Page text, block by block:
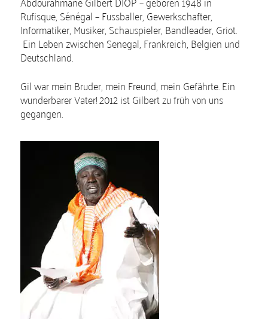
Rufisque, Sénégal – Fussballer, Gewerkschafter,
Informatiker, Musiker, Schauspieler, Bandleader, Griot.
Ein Leben zwischen Senegal, Frankreich, Belgien und
Deutschland.
Gil war mein Bruder, mein Freund, mein Gefährte. Ein
wunderbarer Vater! 2012 ist Gilbert zu früh von uns
gegangen.